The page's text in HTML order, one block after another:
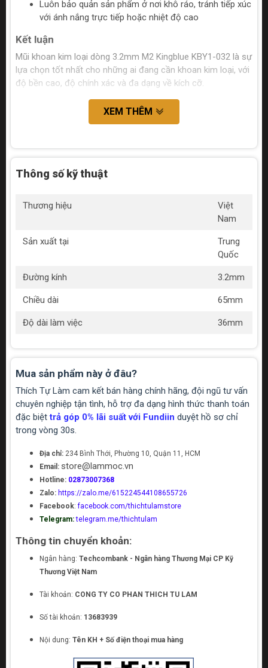
Luôn bảo quản sản phẩm ở nơi khô ráo, tránh tiếp xúc
với ánh nắng trực tiếp hoặc nhiệt độ cao
Kết luận
Mũi khoan kim loại dòng 3.2mm M2 Kingblue KBY1-032 là sự
lựa chọn tốt nhất cho những ai đang cần khoan kim loại, với
độ bền cao, độ chính xác và đa dạng về kích cỡ.
XEM THÊM
Thông số kỹ thuật
Thương hiệu
Việt
Nam
Sản xuất tại
Trung
Quốc
Đường kính 3.2mm
Chiều dài 65mm
Độ dài làm việc 36mm
Mua sản phẩm này ở đâu?
Thích Tự Làm cam kết bán hàng chính hãng, đội ngũ tư vấn
chuyên nghiệp tận tình, hỗ trợ đa dạng hình thức thanh toán
đặc biệttrả góp 0% lãi suất với Fundiin duyệt hồ sơ chỉ
trong vòng 30s.
Địa chỉ: 234 Bình Thới, Phường 10, Quận 11, HCM
Email: store@lammoc.vn
Hotline: 02873007368
Zalo: https://zalo.me/615224544108655726
Facebook:facebook.com/thichtulamstore
Telegram: telegram.me/thichtulam
Thông tin chuyển khoản:
Ngân hàng: Techcombank - Ngân hàng Thương Mại CP Kỹ
Thương Việt Nam
Tài khoản: CONG TY CO PHAN THICH TU LAM
Số tài khoản: 13683939
Nội dung: Tên KH + Số điện thoại mua hàng